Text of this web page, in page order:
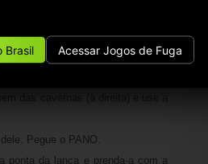
Brasil Acessar Jogos de Fuga
(à direita). Dê zoom nele no
cobra e o furão brigarem e clique
das cavernas (à direita) e use a
Pegue o PANO.
ponta da lança e prenda-a com a